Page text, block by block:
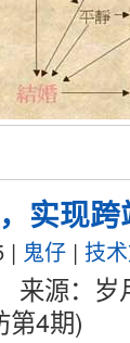
实现跨
| 鬼仔 | 技
源：岁
第4期)